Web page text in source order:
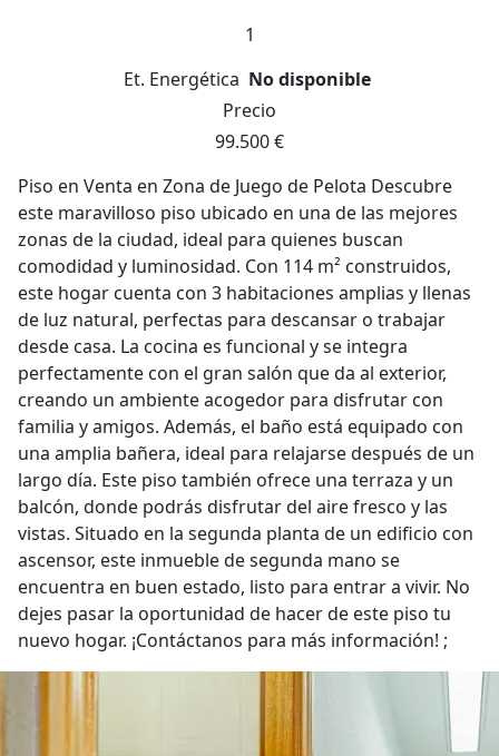
1
Et. Energética No disponible
Precio
99.500 €
Piso en Venta en Zona de Juego de Pelota Descubre
este maravilloso piso ubicado en una de las mejores
zonas de la ciudad, ideal para quienes buscan
comodidad y luminosidad. Con 114 m² construidos,
este hogar cuenta con 3 habitaciones amplias y llenas
de luz natural, perfectas para descansar o trabajar
desde casa. La cocina es funcional y se integra
perfectamente con el gran salón que da al exterior,
creando un ambiente acogedor para disfrutar con
familia y amigos. Además, el baño está equipado con
una amplia bañera, ideal para relajarse después de un
largo día. Este piso también ofrece una terraza y un
balcón, donde podrás disfrutar del aire fresco y las
vistas. Situado en la segunda planta de un edificio con
ascensor, este inmueble de segunda mano se
encuentra en buen estado, listo para entrar a vivir. No
dejes pasar la oportunidad de hacer de este piso tu
nuevo hogar. ¡Contáctanos para más información! ;